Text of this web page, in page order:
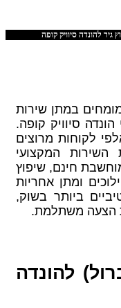
גיר להונדה סיוויק קופה
במתן שירות
סיוויק קופה.
לקוחות מרוצים
המקצועי
חינם, שיפוץ
ומתן אחריות
ביותר בשוק,
הצעה משתלמת.
להונדה